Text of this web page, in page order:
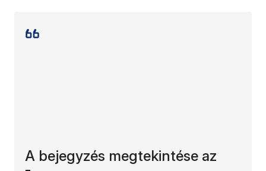
A bejegyzés megtekintése az